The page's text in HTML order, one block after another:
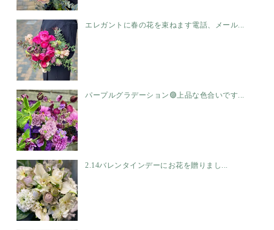
エレガントに春の花を束ねます電話、メール...
パープルグラデーション🟣上品な色合いです...
2.14バレンタインデーにお花を贈りまし...